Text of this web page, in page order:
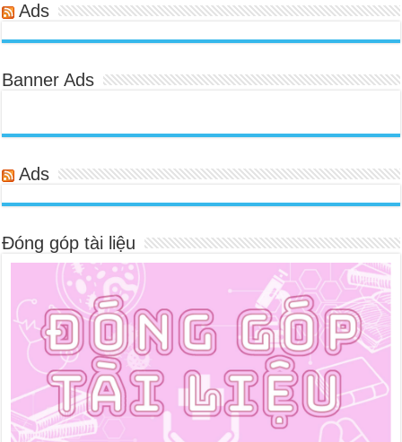
Ads
Banner Ads
Ads
Đóng góp tài liệu